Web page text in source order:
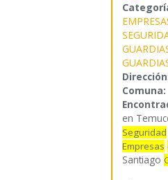
Comuna:
en
Seguridad
Empresas
Santiago